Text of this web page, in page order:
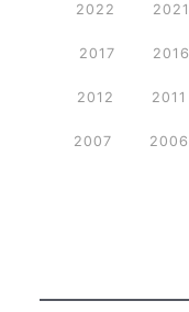
2022 2021
2017 2016
2012 2011
2007 2006